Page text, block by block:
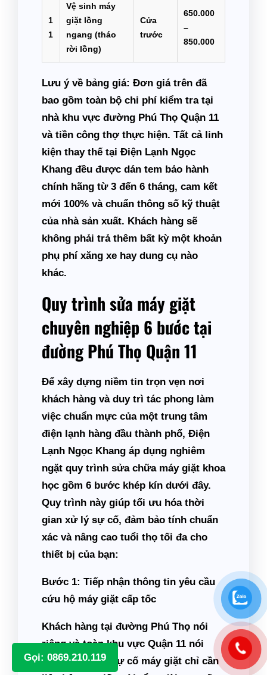
Gọi: 0869.210.119
1
1
Vệ sinh máy
giặt lồng
ngang (tháo
rời lồng)
Cửa
trước
650.000
–
850.000
Lưu ý về bảng giá: Đơn giá trên đã
bao gồm toàn bộ chi phí kiểm tra tại
nhà khu vực đường Phú Thọ Quận 11
và tiền công thợ thực hiện. Tất cả linh
kiện thay thế tại Điện Lạnh Ngọc
Khang đều được dán tem bảo hành
chính hãng từ 3 đến 6 tháng, cam kết
mới 100% và chuẩn thông số kỹ thuật
của nhà sản xuất. Khách hàng sẽ
không phải trả thêm bất kỳ một khoản
phụ phí xăng xe hay dung cụ nào
khác.
Quy trình sửa máy giặt
chuyên nghiệp 6 bước tại
đường Phú Thọ Quận 11
Để xây dựng niềm tin trọn vẹn nơi
khách hàng và duy trì tác phong làm
việc chuẩn mực của một trung tâm
điện lạnh hàng đầu thành phố, Điện
Lạnh Ngọc Khang áp dụng nghiêm
ngặt quy trình sửa chữa máy giặt khoa
học gồm 6 bước khép kín dưới đây.
Quy trình này giúp tối ưu hóa thời
gian xử lý sự cố, đảm bảo tính chuẩn
xác và nâng cao tuổi thọ tối đa cho
thiết bị của bạn:
Bước 1: Tiếp nhận thông tin yêu cầu
cứu hộ máy giặt cấp tốc
Khách hàng tại đường Phú Thọ nói
riêng và toàn khu vực Quận 11 nói
chung khi gặp sự cố máy giặt chỉ cần